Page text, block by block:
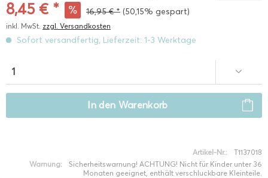
8,45 € * 16,95 € * (50,15% gespart)
inkl. MwSt. zzgl. Versandkosten
Sofort versandfertig, Lieferzeit: 1-3 Werktage
In den Warenkorb
Artikel-Nr.:
T1137018
Warnung:
Sicherheitswarnung! ACHTUNG! Nicht für Kinder unter 36
Monaten geeignet, enthält verschluckbare Kleinteile.